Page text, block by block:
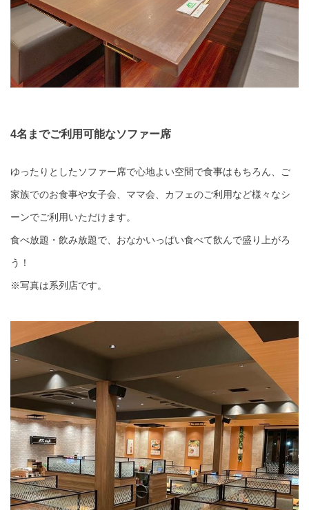
4名までご利用可能なソファー席
ゆったりとしたソファー席で心地よい空間で食事はもちろん、ご
家族でのお食事や女子会、ママ会、カフェのご利用など様々なシ
ーンでご利用いただけます。
食べ放題・飲み放題で、おなかいっぱい食べて飲んで盛り上がろ
う！
※写真は系列店です。